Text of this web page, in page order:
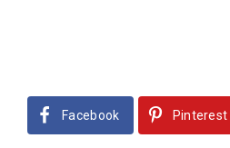
Facebook Pinterest